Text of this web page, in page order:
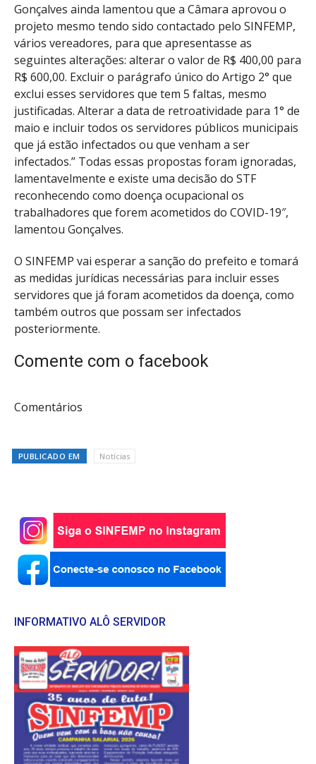
Gonçalves ainda lamentou que a Câmara aprovou o
projeto mesmo tendo sido contactado pelo SINFEMP,
vários vereadores, para que apresentasse as
seguintes alterações: alterar o valor de R$ 400,00 para
R$ 600,00. Excluir o parágrafo único do Artigo 2° que
exclui esses servidores que tem 5 faltas, mesmo
justificadas. Alterar a data de retroatividade para 1° de
maio e incluir todos os servidores públicos municipais
que já estão infectados ou que venham a ser
infectados.” Todas essas propostas foram ignoradas,
lamentavelmente e existe uma decisão do STF
reconhecendo como doença ocupacional os
trabalhadores que forem acometidos do COVID-19″,
lamentou Gonçalves.
O SINFEMP vai esperar a sanção do prefeito e tomará
as medidas jurídicas necessárias para incluir esses
servidores que já foram acometidos da doença, como
também outros que possam ser infectados
posteriormente.
Comente com o facebook
Comentários
PUBLICADO EM Notícias
INFORMATIVO ALÔ SERVIDOR